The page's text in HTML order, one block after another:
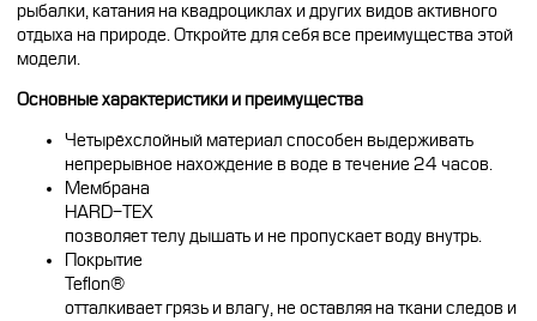
рыбалки, катания на квадроциклах и других видов активного
отдыха на природе. Откройте для себя все преимущества этой
модели.
Основные характеристики и преимущества
Четырёхслойный материал способен выдерживать
непрерывное нахождение в воде в течение 24 часов.
Мембрана
HARD-TEX
позволяет телу дышать и не пропускает воду внутрь.
Покрытие
Teflon®
отталкивает грязь и влагу, не оставляя на ткани следов и